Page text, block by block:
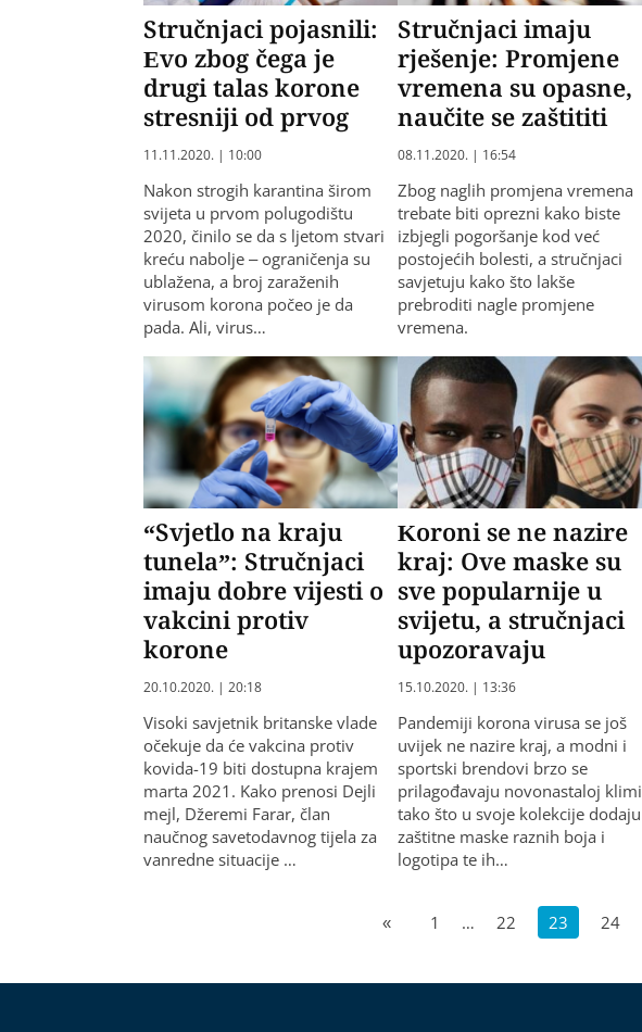
Stručnjaci pojasnili:
Evo zbog čega je
drugi talas korone
stresniji od prvog
11.11.2020. | 10:00
Nakon strogih karantina širom
svijeta u prvom polugodištu
2020, činilo se da s ljetom stvari
kreću nabolje – ograničenja su
ublažena, a broj zaraženih
virusom korona počeo je da
pada. Ali, virus…
Stručnjaci imaju
rješenje: Promjene
vremena su opasne,
naučite se zaštititi
08.11.2020. | 16:54
Zbog naglih promjena vremena
trebate biti oprezni kako biste
izbjegli pogoršanje kod već
postojećih bolesti, a stručnjaci
savjetuju kako što lakše
prebroditi nagle promjene
vremena.
“Svjetlo na kraju
tunela”: Stručnjaci
imaju dobre vijesti o
vakcini protiv
korone
20.10.2020. | 20:18
Visoki savjetnik britanske vlade
očekuje da će vakcina protiv
kovida-19 biti dostupna krajem
marta 2021. Kako prenosi Dejli
mejl, Džeremi Farar, član
naučnog savetodavnog tijela za
vanredne situacije …
Koroni se ne nazire
kraj: Ove maske su
sve popularnije u
svijetu, a stručnjaci
upozoravaju
15.10.2020. | 13:36
Pandemiji korona virusa se još
uvijek ne nazire kraj, a modni i
sportski brendovi brzo se
prilagođavaju novonastaloj klimi
tako što u svoje kolekcije dodaju
zaštitne maske raznih boja i
logotipa te ih…
« 1 … 22 23 24